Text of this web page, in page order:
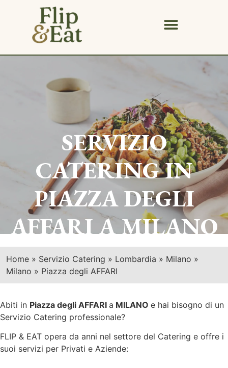
SERVIZIO
CATERING IN
PIAZZA DEGLI
AFFARIA MILANO
Home » Servizio Catering » Lombardia » Milano »
Milano » Piazza degli AFFARI
Abiti in Piazza degli AFFARI a MILANO e hai bisogno di un
Servizio Catering professionale?
FLIP & EAT opera da anni nel settore del Catering e offre i
suoi servizi per Privati e Aziende: